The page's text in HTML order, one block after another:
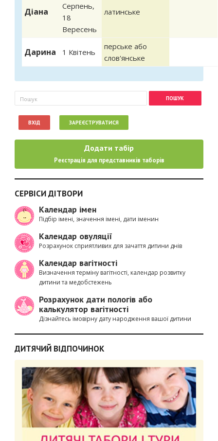
Діана
Серпень,
18
Вересень
латинське
Дарина 1 Квітень
перське або
слов'янське
Пошукова форма
Пошук
ВХІД ЗАРЕЄСТРУВАТИСЯ
Додати табір
Реєстрація для представників таборів
СЕРВІСИ ДІТВОРИ
Календар імен
Підбір імені, значення імені, дати іменин
Календар овуляції
Розрахунок сприятливих для зачаття дитини днів
Календар вагітності
Визначення терміну вагітності, календар розвитку
дитини та медобстежень
Розрахунок дати пологів або
калькулятор вагітності
Дізнайтесь імовірну дату народження вашої дитини
ДИТЯЧИЙ ВІДПОЧИНОК